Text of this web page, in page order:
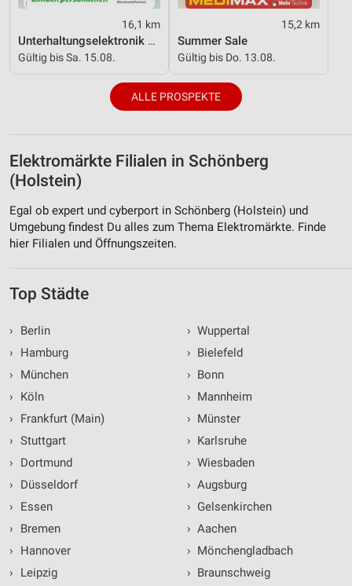
16,1 km
Unterhaltungselektronik 08/2026
Gültig bis Sa. 15.08.
15,2 km
Summer Sale
Gültig bis Do. 13.08.
ALLE PROSPEKTE
Elektromärkte Filialen in Schönberg
(Holstein)
Egal ob expert und cyberport in Schönberg (Holstein) und
Umgebung findest Du alles zum Thema Elektromärkte. Finde
hier Filialen und Öffnungszeiten.
Top Städte
›
Berlin
›
Hamburg
›
München
›
Köln
›
Frankfurt (Main)
› Stuttgart
›
Dortmund
›
Düsseldorf
›
Essen
›
Bremen
›
Hannover
›
Leipzig
› Wuppertal
› Bielefeld
› Bonn
› Mannheim
› Münster
› Karlsruhe
› Wiesbaden
› Augsburg
› Gelsenkirchen
› Aachen
› Mönchengladbach
› Braunschweig